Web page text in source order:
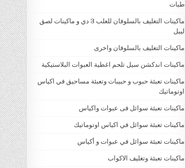
طبات
ماكينات التغليف بالسلوفان للعلب 3 دي و ماكينات لصق
ليبل
ماكينات التغليف بالسلوفان واخرى
ماكينات اندكشن سيل تلحم اغطية العبوات البلاستيكية
ماكينات تعبئة حبوب و حبيبات وتعبئة مساحيق في اكياس
اوتوماتيك
ماكينات تعبئة سوائل فى عبوات واكياس
ماكينات تعبئة سوائل في اكياس اوتوماتيك
ماكينات تعبئة سوائل في عبوات و أكياس
ماكينات تعبئة وتغليف الاكواب